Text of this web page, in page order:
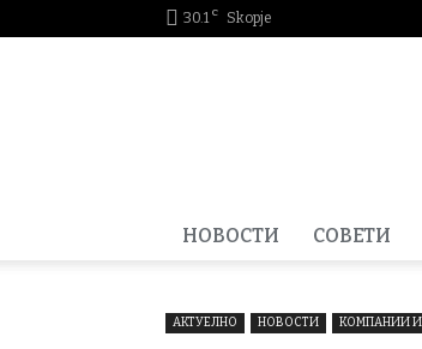
30.1 C Skopje
НОВОСТИ СОВЕТИ
АКТУЕЛНО НОВОСТИ КОМПАНИИ